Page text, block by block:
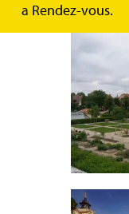
a Rendez-vous.